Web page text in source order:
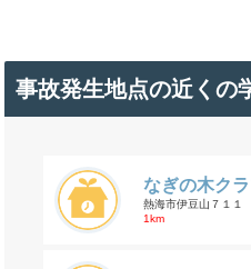
事故発生地点の近くの
なぎの木ク
熱海市伊豆山７１１
1km